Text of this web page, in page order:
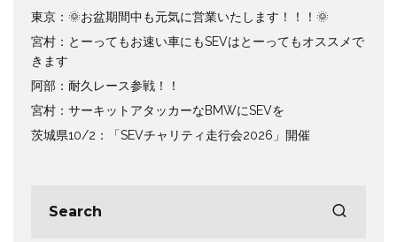
東京：🌞お盆期間中も元気に営業いたします！！！🌞
宮村：とーってもお速い車にもSEVはとーってもオススメで
きます
阿部：耐久レース参戦！！
宮村：サーキットアタッカーなBMWにSEVを
茨城県10/2：「SEVチャリティ走行会2026」開催